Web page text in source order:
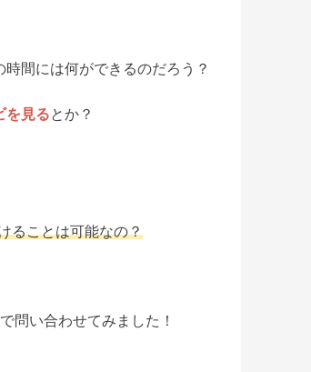
間には何ができるのだろう？
を見るとか？
ることは可能なの？
問い合わせてみました！